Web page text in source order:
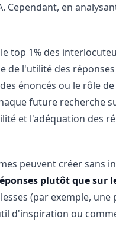
Cependant, en
top 1% des
l'utilité des réponses
énoncés ou le rôle
future recherche
et l'adéquation des
peuvent créer sans
plutôt que sur
(par exemple, une
d'inspiration ou